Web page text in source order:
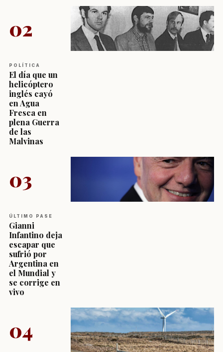
02
POLÍTICA
El día que un
helicóptero
inglés cayó
en Agua
Fresca en
plena Guerra
de las
Malvinas
03
ÚLTIMO PASE
Gianni
Infantino deja
escapar que
sufrió por
Argentina en
el Mundial y
se corrige en
vivo
04